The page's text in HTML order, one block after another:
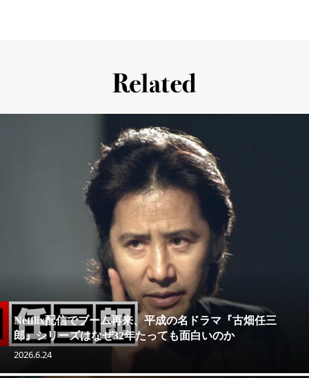
Netflix配信でブーム再来、平成の名ドラマ『古畑任三
郎』シリーズはなぜ32年たっても面白いのか
2026.6.24